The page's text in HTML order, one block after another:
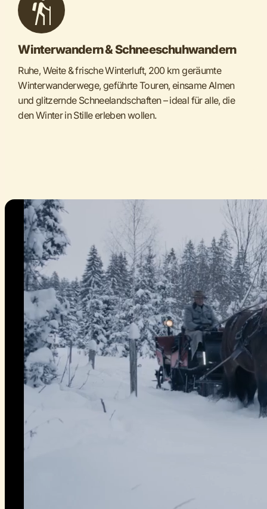
Winterwandern & Schneeschuhwandern
Ruhe, Weite & frische Winterluft, 200 km geräumte
Winterwanderwege, geführte Touren, einsame Almen
und glitzernde Schneelandschaften – ideal für alle, die
den Winter in Stille erleben wollen.